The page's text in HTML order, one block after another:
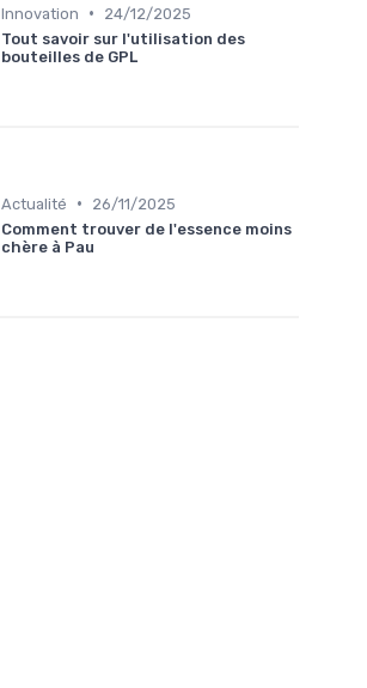
Innovation •
24/12/2025
Tout savoir sur l'utilisation des
bouteilles de GPL
Actualité •
26/11/2025
Comment trouver de l'essence moins
chère à Pau